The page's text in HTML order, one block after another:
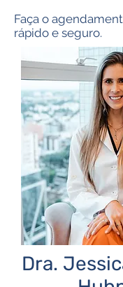
Faça o
rápido e seguro.
Dra.